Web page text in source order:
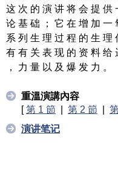
这 次 的 演 讲 将 会 提 供
论 基 础 ； 它 在 增 加 一
系 列 生 理 过 程 的 生 理
有 有 关 表 现 的 资 料 给
， 力 量 以 及 爆 发 力 。
重溫演講內容
[第 1 節 | 第 2 節 |
演讲笔记